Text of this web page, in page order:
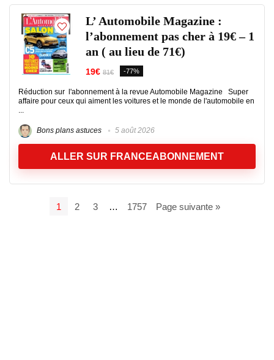
L’ Automobile Magazine :
l’abonnement pas cher à 19€ – 1
an ( au lieu de 71€)
19€ 81€ -77%
Réduction sur l'abonnement à la revue Automobile Magazine Super
affaire pour ceux qui aiment les voitures et le monde de l'automobile en
...
Bons plans astuces 5 août 2026
ALLER SUR FRANCEABONNEMENT
1 2 3 … 1757 Page suivante »